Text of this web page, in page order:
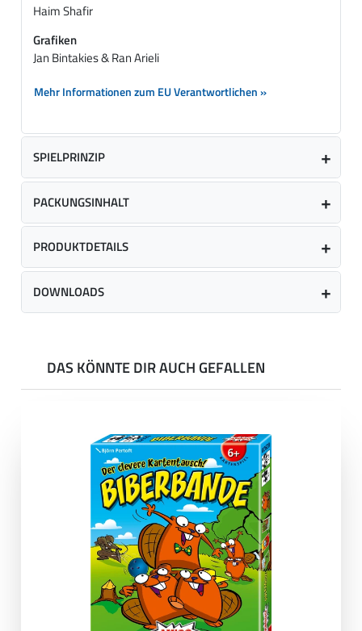
Haim Shafir
Grafiken
Jan Bintakies & Ran Arieli
Mehr Informationen zum EU Verantwortlichen »
SPIELPRINZIP
PACKUNGSINHALT
PRODUKTDETAILS
DOWNLOADS
DAS KÖNNTE DIR AUCH GEFALLEN